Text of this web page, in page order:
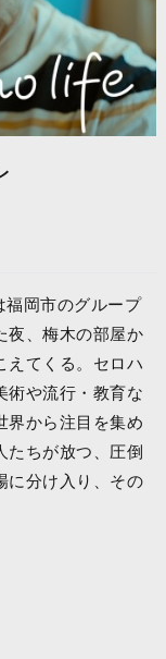
福岡市のグループ
夜、梅木の部屋か
えてくる。セロハ
術や流行・教育な
界から注目を集め
たちが放つ、圧倒
に分け入り、その